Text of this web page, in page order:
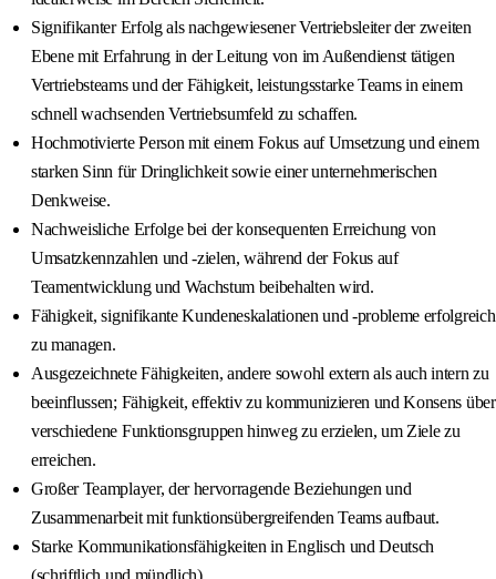
Signifikanter Erfolg als nachgewiesener Vertriebsleiter der zweiten
Ebene mit Erfahrung in der Leitung von im Außendienst tätigen
Vertriebsteams und der Fähigkeit, leistungsstarke Teams in einem
schnell wachsenden Vertriebsumfeld zu schaffen.
Hochmotivierte Person mit einem Fokus auf Umsetzung und einem
starken Sinn für Dringlichkeit sowie einer unternehmerischen
Denkweise.
Nachweisliche Erfolge bei der konsequenten Erreichung von
Umsatzkennzahlen und -zielen, während der Fokus auf
Teamentwicklung und Wachstum beibehalten wird.
Fähigkeit, signifikante Kundeneskalationen und -probleme erfolgreich
zu managen.
Ausgezeichnete Fähigkeiten, andere sowohl extern als auch intern zu
beeinflussen; Fähigkeit, effektiv zu kommunizieren und Konsens über
verschiedene Funktionsgruppen hinweg zu erzielen, um Ziele zu
erreichen.
Großer Teamplayer, der hervorragende Beziehungen und
Zusammenarbeit mit funktionsübergreifenden Teams aufbaut.
Starke Kommunikationsfähigkeiten in Englisch und Deutsch